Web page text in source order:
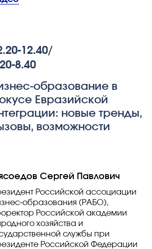
12.40/
8.40
образование в
Евразийской
новые тренды,
возможности
Сергей Павлович
Российской ассоциации
образования (РАБО),
Российской академии
хозяйства и
службы при
Российской Федерации